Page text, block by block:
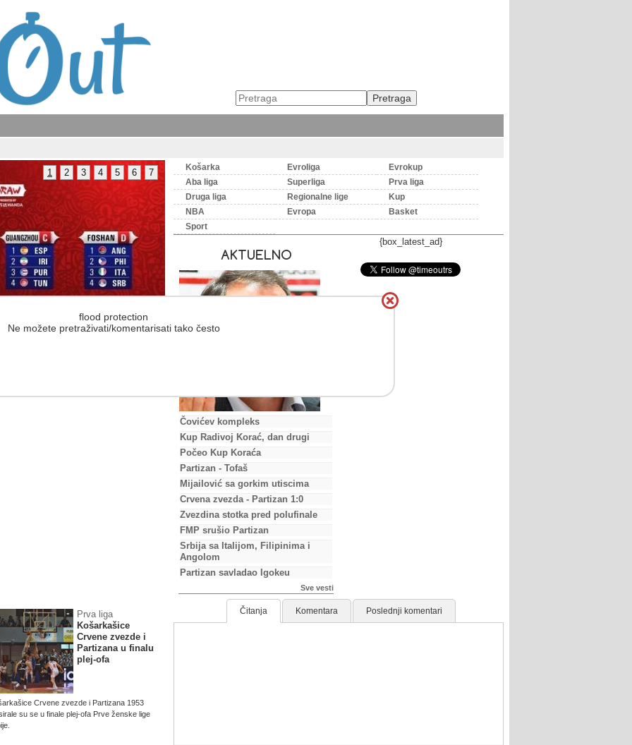
I ANGOLOM NA
D grupi Svetskog prvenstva u Kini,
je danas na svečanoj ceremoniji
1 2 3 4 5 6 7
Prva liga
Košarkašice
Crvene zvezde i
Partizana u finalu
plej-ofa
Crvene zvezde i Partizana 1953
su se u finale plej-ofa Prve ženske lige
Košarka Evroliga
Evrokup
Aba liga
Superliga
Prva liga
Druga liga
Regionalne lige
Kup
NBA
Evropa
Basket
Sport
AKTUELNO
Čovićev kompleks
Kup Radivoj Korać, dan drugi
Počeo Kup Koraća
Partizan - Tofaš
Mijailović sa gorkim utiscima
Crvena zvezda - Partizan 1:0
Zvezdina stotka pred polufinale
FMP srušio Partizan
Srbija sa Italijom, Filipinima i
Angolom
Partizan savladao Igokeu
Sve vesti
{box_latest_ad}
Čitanja Komentara Poslednji komentari
flood protection
Ne možete pretraživati/komentarisati tako često